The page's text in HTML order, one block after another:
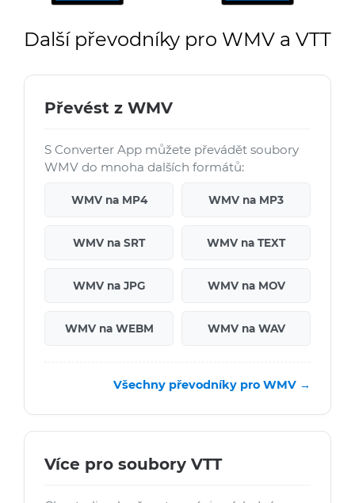
Další převodníky pro WMV a VTT
Převést z WMV
S Converter App můžete převádět soubory
WMV do mnoha dalších formátů:
WMV na MP4 WMV na MP3
WMV na SRT WMV na TEXT
WMV na JPG WMV na MOV
WMV na WEBM WMV na WAV
Všechny převodníky pro WMV →
Více pro soubory VTT